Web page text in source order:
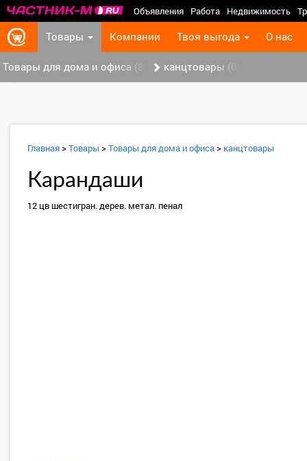
Объявления Работа Недвижимость
Товары Компании Твоя выгода О нас
Товары для дома и офиса (8) канцтовары (0)
Главная>Товары >Товары для дома и офиса> канцтовары
Карандаши
12 цв шестигран. дерев. метал. пенал
‹